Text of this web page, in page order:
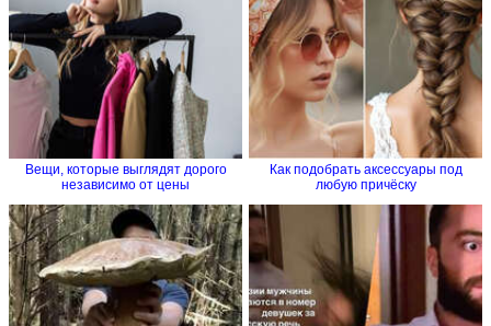
Вещи, которые выглядят дорого
независимо от цены
Как подобрать аксессуары под
любую причёску